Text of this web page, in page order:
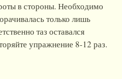
в стороны. Необходимо
только лишь
таз оставался
упражнение 8-12 раз.